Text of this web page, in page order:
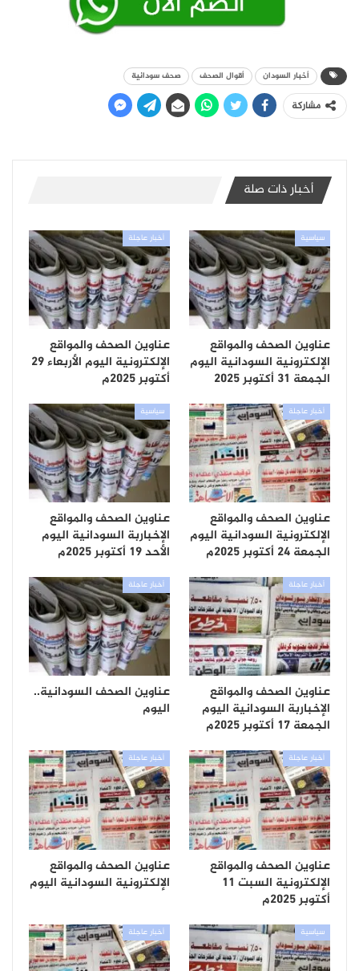
أخبار السودان أقوال الصحف صحف سودانية
مشاركة
أخبار ذات صلة
سياسية
عناوين الصحف والمواقع
الإلكترونية السودانية اليوم
الجمعة 31 أكتوبر 2025
أخبار عاجلة
عناوين الصحف والمواقع
الإلكترونية اليوم الأربعاء 29
أكتوبر 2025م
أخبار عاجلة
عناوين الصحف والمواقع
الإلكترونية السودانية اليوم
الجمعة 24 أكتوبر 2025م
سياسية
عناوين الصحف والمواقع
الإخباربة السودانية اليوم
الأحد 19 أكتوبر 2025م
أخبار عاجلة
عناوين الصحف والمواقع
الإخباربة السودانية اليوم
الجمعة 17 أكتوبر 2025م
أخبار عاجلة
عناوين الصحف السودانية..
اليوم
أخبار عاجلة
عناوين الصحف والمواقع
الإلكترونية السبت 11
أكتوبر 2025م
أخبار عاجلة
عناوين الصحف والمواقع
الإلكترونية السودانية اليوم
سياسية أخبار عاجلة